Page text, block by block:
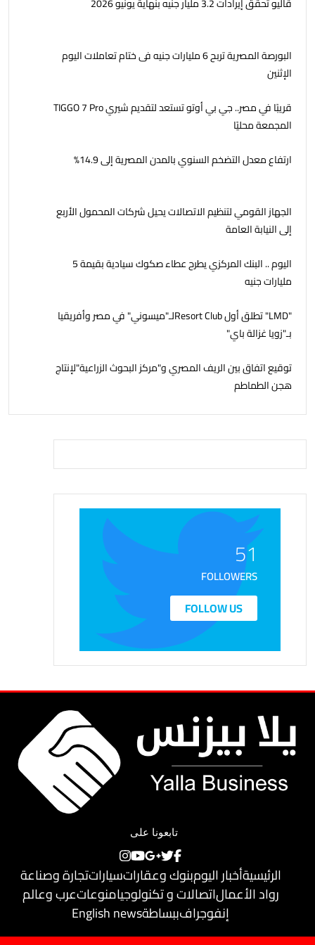
البورصة المصرية تربح 6 مليارات جنيه فى ختام تعاملات اليوم
الإثنين
قريبًا في مصر.. جي بي أوتو تستعد لتقديم شيري TIGGO 7 Pro
المجمعة محليًا
ارتفاع معدل التضخم السنوي بالمدن المصرية إلى 14.9%
الجهاز القومي لتنظيم الاتصالات يحيل شركات المحمول الأربع
إلى النيابة العامة
اليوم .. البنك المركزي يطرح عطاء صكوك سيادية بقيمة 5
مليارات جنيه
"LMD" تطلق أول Resort Clubلـ"ميسوني" في مصر وأفريقيا
بـ"زويا غزالة باي"
توقيع اتفاق بين الريف المصري و"مركز البحوث الزراعية"لإنتاج
هجن الطماطم
51
FOLLOWERS
FOLLOW US
تابعونا على
الرئيسيةأخبار اليومبنوك وعقاراتسياراتتجارة وصناعة
رواد الأعمالاتصالات و تكنولوجيامنوعاتعرب وعالم
إنفوجرافببساطةEnglish news